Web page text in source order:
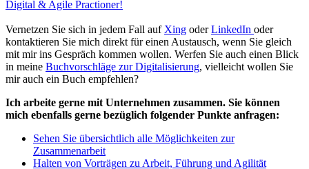
Digital & Agile Practioner!
Vernetzen Sie sich in jedem Fall auf Xing oderLinkedIn oder
kontaktieren Sie mich direkt für einen Austausch, wenn Sie gleich
mit mir ins Gespräch kommen wollen. Werfen Sie auch einen Blick
in meine Buchvorschläge zur Digitalisierung, vielleicht wollen Sie
mir auch ein Buch empfehlen?
Ich arbeite gerne mit Unternehmen zusammen. Sie können
mich ebenfalls gerne bezüglich folgender Punkte anfragen:
Sehen Sie übersichtlich alle Möglichkeiten zur
Zusammenarbeit
Halten von Vorträgen zu Arbeit, Führung und Agilität